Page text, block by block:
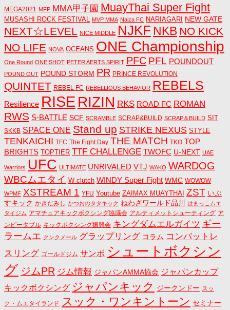
MEGA2021 MFP MMA甲子園 MuayThai Super Fight
MUSASHI ROCK FESTIVAL MVP MMA Naiza FC NARIAGARI NEW GATE
NEXT☆LEVEL NICE MIDDLE NJKF NKB NO KICK
NO LIFE NOVA OCEANS ONE Championship
One Round ONE SHOT PETER AERTS SPIRIT PFC PFL POUNDOUT
POUND OUT POUND STORM PR PRINCE REVOLUTION
QUINTET REBEL FC REBELLIOUS BEHAVIOR REBELS
Resilience RISE RIZIN RKS ROAD FC ROMAN
RWS S-BATTLE SCF SCRAMBLE SCRAP&BUILD SCRAP＆BUILD SIT
SKKB SPACE ONE Stand up STRIKE NEXUS STYLE
TENKAICHI TFC The Fight Day THE MATCH TKO TOP
BRIGHTS TOPTIER TTF CHALLENGE TWOFC U-NEXT UAE
Warriors UFC ULTIMATE UNRIVALED VTJ WAKO WARDOG
WBCムエタイ W clutch WINDY Super Fight WMC WOWOW
WPMF XSTREAM 1 YFU Youtube ZAIMAX MUAYTHAI ZST いぶ
すキック かきだみし かつおのタタキック ねわざワールド品川
はまっこムエ
タイジム アマチュアキックボクシング協議会 アルティメットシューティング ア
ンビータブル キックボクシング振興会 キングダムエルガイツ ギー
ラームエ クンクメール グラップリング コラム コンバットレ
スリング ゴールドジム サンボ シュートボクシン
グ ジムPR ジム情報 ジャパンAMMA協会 ジャパンカップ
キックボクシング ジャパンキック ジークンドー スッ
ク・ムエタイランド スック・ワンキントーン セミナー